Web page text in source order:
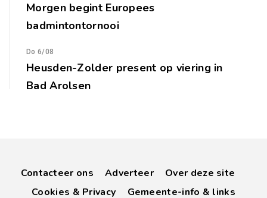
Morgen begint Europees
badmintontornooi
Do 6/08
Heusden-Zolder present op viering in
Bad Arolsen
Contacteer ons Adverteer
Over deze site
Cookies & Privacy
Gemeente-info & links